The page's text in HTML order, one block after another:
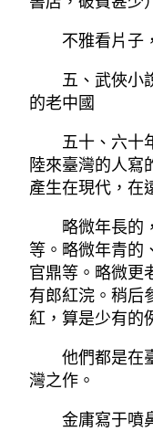
不雅看片子
五、武俠小
的老中國
五十、六十
陸來臺灣的人寫
產生在現代，在
略微年長的
等。略微年青的
官鼎等。略微更
有郎紅浣。稍后
紅，算是少有的
他們都是在
灣之作。
金庸寫于噴